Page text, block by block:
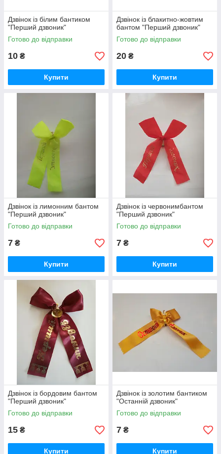
Дзвінок із білим бантиком
"Перший дзвоник"
Готово до відправки
10 ₴
Купити
Дзвінок із блакитно-жовтим
бантом "Перший дзвоник"
Готово до відправки
20 ₴
Купити
Дзвінок із лимонним бантом
"Перший дзвоник"
Готово до відправки
7 ₴
Купити
Дзвінок із червонимбантом
"Перший дзвоник"
Готово до відправки
7 ₴
Купити
Дзвінок із бордовим бантом
"Перший дзвоник"
Готово до відправки
15 ₴
Купити
Дзвінок із золотим бантиком
"Останній дзвоник"
Готово до відправки
7 ₴
Купити